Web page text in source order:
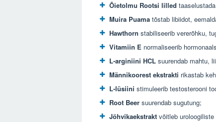
Õietolmu Rootsi lilled
Muira Puama tõstab libiidot,
Hawthorn stabiliseerib vererõhku,
Vitamiin E normaliseerib
L-arginiini HCL suurendab mahtu,
Männikoorest ekstrakti rikastab
L-lüsiini stimuleerib testosterooni
Root Beer suurendab sugutung;
Jõhvikaekstrakt võitleb